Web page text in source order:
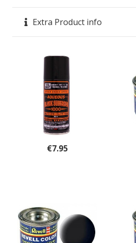
Extra Product info
€7.95